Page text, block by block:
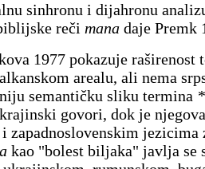
sinhronu i dijahronu
reči mana daje Premk
1977 pokazuje raširenost
arealu, ali nema
semantičku sliku termina
govori, dok je
zapadnoslovenskim jezicima
kao "bolest biljaka" javlja se